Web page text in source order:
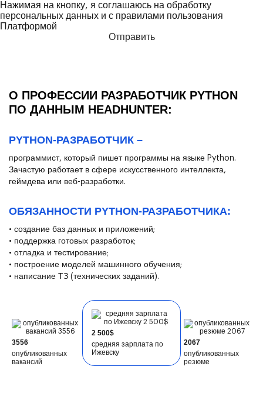
Нажимая на кнопку, я соглашаюсь на обработку
персональных данных и с правилами пользования
Платформой
О ПРОФЕССИИ РАЗРАБОТЧИК PYTHON
ПО ДАННЫМ HEADHUNTER:
PYTHON-РАЗРАБОТЧИК –
программист, который пишет программы на языке Python.
Зачастую работает в сфере искусственного интеллекта,
геймдева или веб-разработки.
ОБЯЗАННОСТИ PYTHON-РАЗРАБОТЧИКА:
• создание баз данных и приложений;
• поддержка готовых разработок;
• отладка и тестирование;
• построение моделей машинного обучения;
• написание ТЗ (технических заданий).
3556
опубликованных
вакансий
2 500$
средняя зарплата по
Ижевску
2067
опубликованных
резюме